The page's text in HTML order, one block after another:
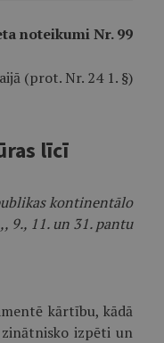
noteikumi Nr. 99
(prot. Nr. 24 1. §)
līcī
kontinentālo
9., 11. un 31. pantu
kārtību, kādā
izpēti un